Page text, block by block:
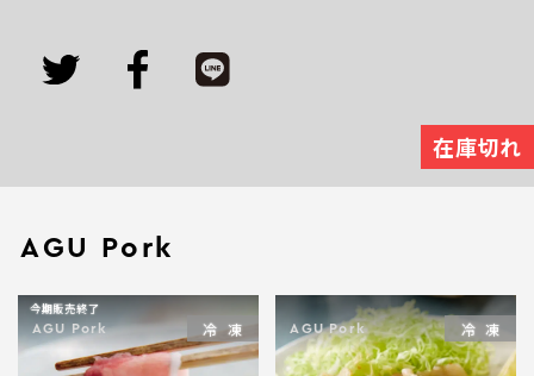
在庫切れ
AGU Pork
AGU Pork 冷凍
今期販売終了
AGU Pork 冷凍